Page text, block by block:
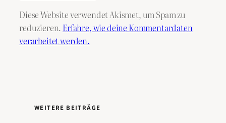
Diese Website verwendet Akismet, um Spam zu
reduzieren. Erfahre, wie deine Kommentardaten
verarbeitet werden.
WEITERE BEITRÄGE